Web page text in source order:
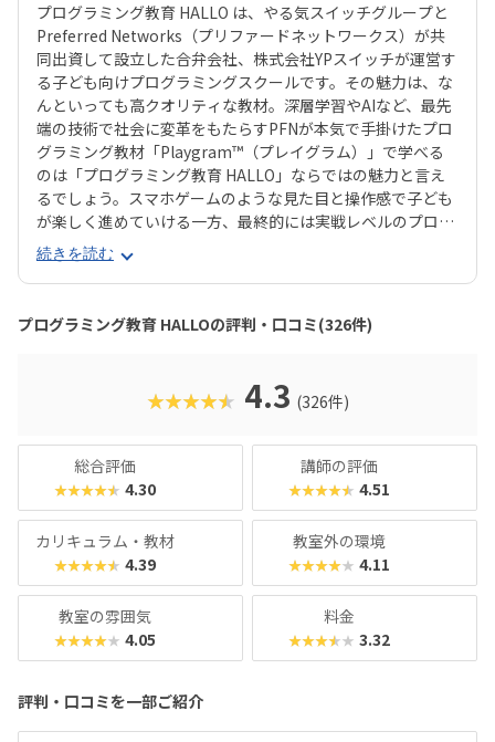
プログラミング教育 HALLO は、やる気スイッチグループと
Preferred Networks（プリファードネットワークス）が共
同出資して設立した合弁会社、株式会社YPスイッチが運営す
る子ども向けプログラミングスクールです。その魅力は、な
んといっても高クオリティな教材。深層学習やAIなど、最先
端の技術で社会に変革をもたらすPFNが本気で手掛けたプロ
グラミング教材「Playgram™（プレイグラム）」で学べる
のは「プログラミング教育 HALLO」ならではの魅力と言え
るでしょう。スマホゲームのような見た目と操作感で子ども
が楽しく進めていける一方、最終的には実戦レベルのプログ
ラミングスキルが身につく「Playgram」には、まるでマイ
ンクラフト（マイクラ）のように3D空間をデザインできるモ
ードも。子どもの創造性と技術力、そのどちらも高めていけ
るスクールをお探しのご家庭にぴったりのスクールです。ま
た、運営元のやる気スイッチグループといえば、子どもの性
名。学習計画や講師とのマッチングに使われるそうで、「教
材はいいけど、先生との相性が……」なんてトラブルも極力
くの教室に足を運んでみてくださいね。
続きを読む
プログラミング教育 HALLOの評判・口コミ(326件)
★★★★★ 4.3 (326件)
総合評価
★★★★★ 4.30
講師の評価
★★★★★ 4.51
カリキュラム・教材
★★★★★ 4.39
教室外の環境
★★★★★ 4.11
教室の雰囲気
★★★★★ 4.05
料金
★★★★★ 3.32
評判・口コミを一部ご紹介